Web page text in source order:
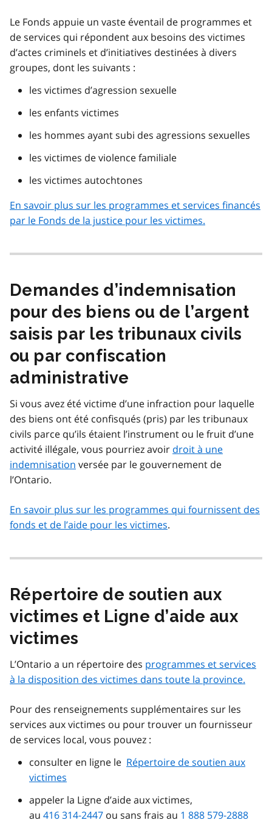
Le Fonds appuie un vaste éventail de programmes et
de services qui répondent aux besoins des victimes
d’actes criminels et d’initiatives destinées à divers
groupes, dont les suivants :
les victimes d’agression sexuelle
les enfants victimes
les hommes ayant subi des agressions sexuelles
les victimes de violence familiale
les victimes autochtones
En savoir plus sur les programmes et services financés
par le Fonds de la justice pour les victimes.
Demandes d’indemnisation
pour des biens ou de l’argent
saisis par les tribunaux civils
ou par confiscation
administrative
Si vous avez été victime d’une infraction pour laquelle
des biens ont été confisqués (pris) par les tribunaux
civils parce qu’ils étaient l’instrument ou le fruit d’une
activité illégale, vous pourriez avoir droit à une
indemnisation versée par le gouvernement de
l’Ontario.
En savoir plus sur les programmes qui fournissent des
fonds et de l’aide pour les victimes.
Répertoire de soutien aux
victimes et Ligne d’aide aux
victimes
L’Ontario a un répertoire des programmes et services
à la disposition des victimes dans toute la province.
Pour des renseignements supplémentaires sur les
services aux victimes ou pour trouver un fournisseur
de services local, vous pouvez :
consulter en ligne le Répertoire de soutien aux
victimes
appeler la Ligne d’aide aux victimes,
au 416 314-2447 ou sans frais au 1 888 579-2888